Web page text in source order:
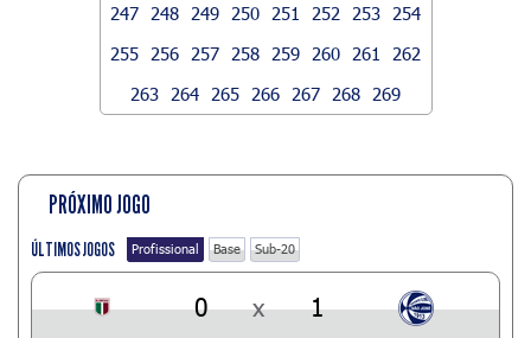
247
248 249 250 251 252 253
254
255
256 257 258 259 260 261
262
263
264 265 266 267 268 269
PRÓXIMO JOGO
ÚLTIMOS JOGOS Profissional Base Sub-20
0 x 1